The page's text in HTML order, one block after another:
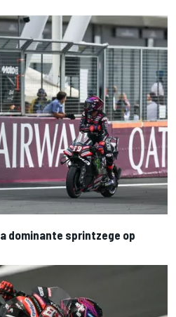
dominante sprintzege op